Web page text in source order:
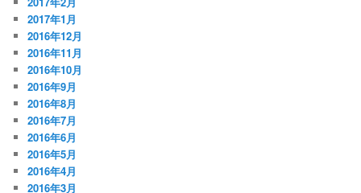
2017年1月
2016年12月
2016年11月
2016年10月
2016年9月
2016年8月
2016年7月
2016年6月
2016年5月
2016年4月
2016年3月